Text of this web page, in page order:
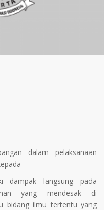
dalam pelaksanaan
dampak langsung pada
yang mendesak di
bidang ilmu tertentu yang